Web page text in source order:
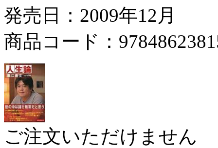
発売日：2009年12月
商品コード：
ご注文いただけません